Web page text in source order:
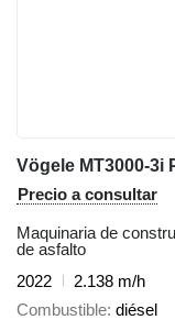
Vögele MT3000-3i
Precio a consultar
Maquinaria de
de asfalto
2022
2.138 m/h
Combustible diésel